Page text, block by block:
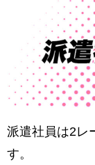
派遣社員は2レ
す。